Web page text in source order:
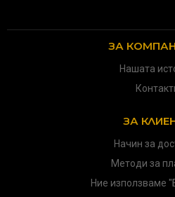
ЗА
Нашата
ЗА
Начин за
Методи за
Ние използваме